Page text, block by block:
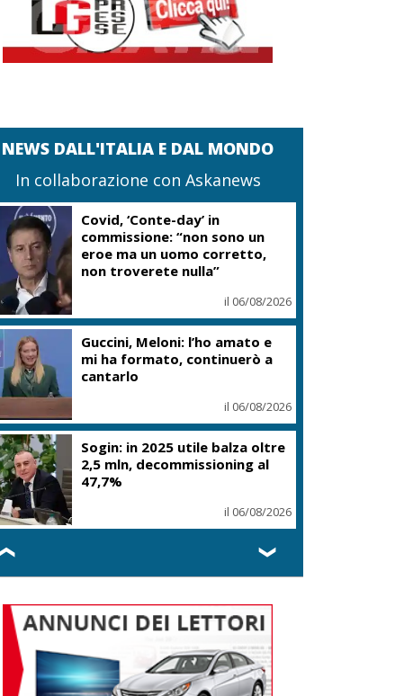
NEWS DALL'ITALIA E DAL MONDO
In collaborazione con Askanews
Covid, ‘Conte-day’ in
commissione: “non sono un
eroe ma un uomo corretto,
non troverete nulla”
il 06/08/2026
Guccini, Meloni: l’ho amato e
mi ha formato, continuerò a
cantarlo
il 06/08/2026
Sogin: in 2025 utile balza oltre
2,5 mln, decommissioning al
47,7%
il 06/08/2026
❯